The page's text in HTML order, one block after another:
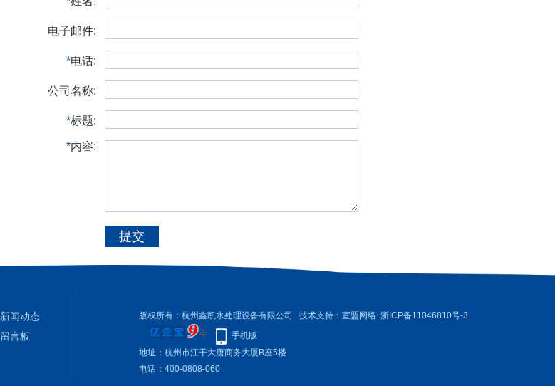
电子邮件:
*电话:
公司名称:
*标题:
*内容:
提交
新闻动态
留言板
版权所有：杭州鑫凯水处理设备有限公司 技术支持： 宣盟网络 浙ICP备11046810号-3
手机版
地址：杭州市江干大唐商务大厦B座5楼
电话：400-0808-060